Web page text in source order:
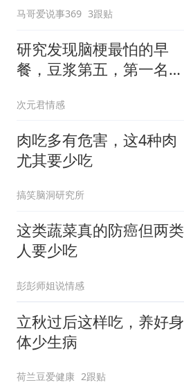
马哥爱说事369 3跟贴
研究发现脑梗最怕的早
餐，豆浆第五，第一名很
次元君情感
肉吃多有危害，这4种肉
尤其要少吃
搞笑脑洞研究所
这类蔬菜真的防癌但两类
人要少吃
彭彭师姐说情感
立秋过后这样吃，养好身
体少生病
荷兰豆爱健康 2跟贴